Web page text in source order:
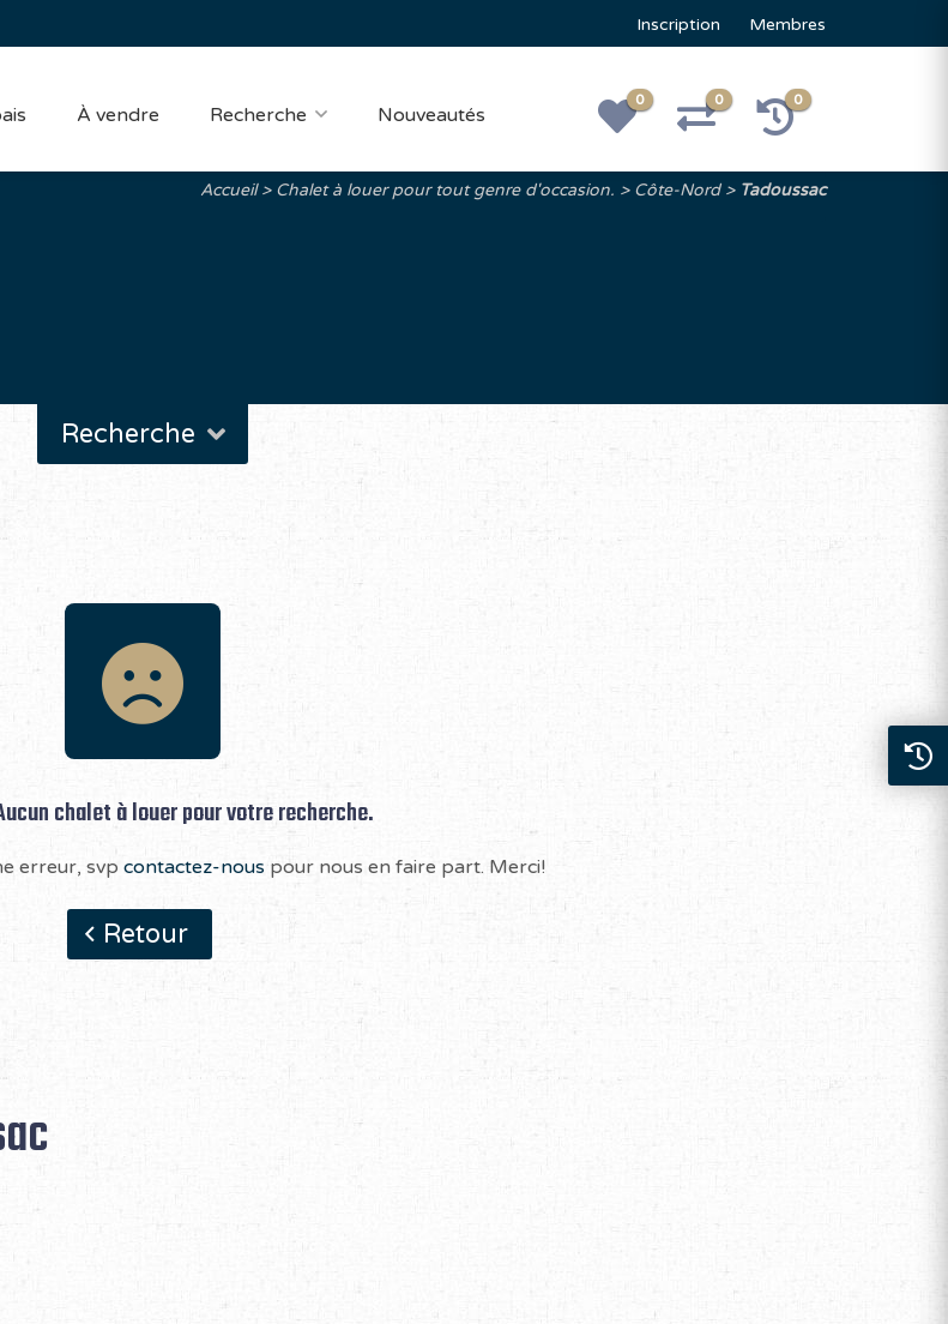
Inscription Membres
À vendre Recherche Nouveautés
0 0 0
Accueil Chalet à louer pour tout genre d'occasion. Côte-Nord Tadoussac
Recherche
chalet à louer pour votre recherche.
erreur, svp contactez-nous pour nous en faire part. Merci!
Retour